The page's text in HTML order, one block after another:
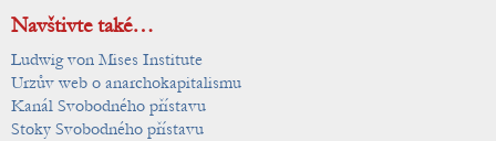
Navštivte také…
Ludwig von Mises Institute
Urzův web o anarchokapitalismu
Kanál Svobodného přístavu
Stoky Svobodného přístavu